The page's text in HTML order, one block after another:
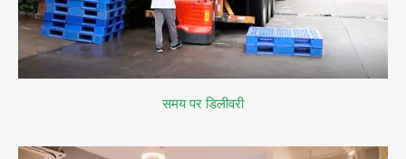
समय पर डिलीवरी